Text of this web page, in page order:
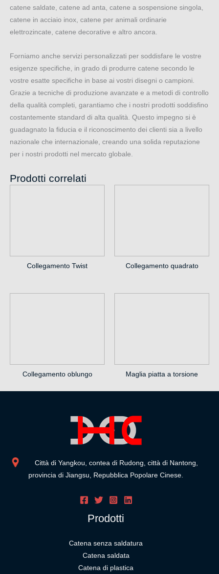
catene saldate, catene ad anta, catene a sospensione singola,
catene in acciaio inox, catene per animali ordinarie
elettrozincate, catene decorative e altro ancora.
Forniamo anche servizi personalizzati per soddisfare le vostre
esigenze specifiche, in grado di produrre catene secondo le
vostre esatte specifiche in base ai vostri disegni o campioni.
Grazie a tecniche di produzione avanzate e a metodi di controllo
della qualità completi, garantiamo che i nostri prodotti soddisfino
costantemente standard di alta qualità. Questo impegno si è
guadagnato la fiducia e il riconoscimento dei clienti sia a livello
nazionale che internazionale, creando una solida reputazione
per i nostri prodotti nel mercato globale.
Prodotti correlati
Collegamento Twist Collegamento quadrato
Collegamento oblungo Maglia piatta a torsione
Città di Yangkou, contea di Rudong, città di Nantong,
provincia di Jiangsu, Repubblica Popolare Cinese.
Prodotti
Catena senza saldatura
Catena saldata
Catena di plastica